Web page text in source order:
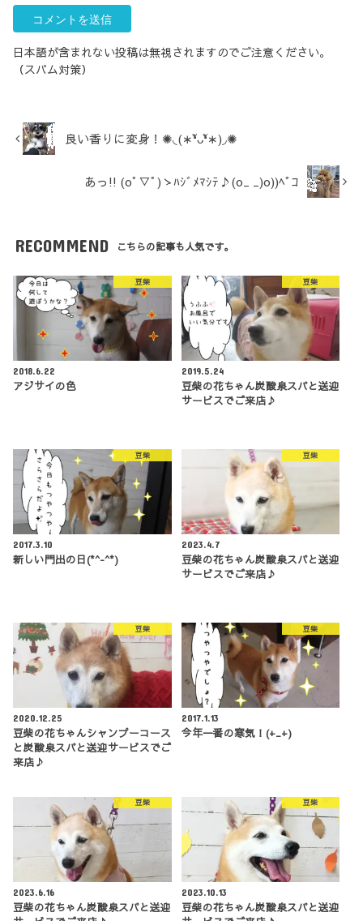
日本語が含まれない投稿は無視されますのでご注意ください。
（スパム対策）
良い香りに変身！✺◟(∗❛ัᴗ❛ั∗)◞✺
あっ!! (oﾟ▽ﾟ)ゝﾊｼﾞﾒﾏｼﾃ♪(o_ _)o))ﾍﾟｺ
RECOMMEND こちらの記事も人気です。
豆柴
2018.6.22
アジサイの色
豆柴
2019.5.24
豆柴の花ちゃん炭酸泉スパと送迎
サービスでご来店♪
豆柴
2017.3.10
新しい門出の日(*^-^*)
豆柴
2023.4.7
豆柴の花ちゃん炭酸泉スパと送迎
サービスでご来店♪
豆柴
2020.12.25
豆柴の花ちゃんシャンプーコース
と炭酸泉スパと送迎サービスでご
来店♪
豆柴
2017.1.13
今年一番の寒気！(+_+)
豆柴
2023.6.16
豆柴の花ちゃん炭酸泉スパと送迎
豆柴
2023.10.13
豆柴の花ちゃん炭酸泉スパと送迎